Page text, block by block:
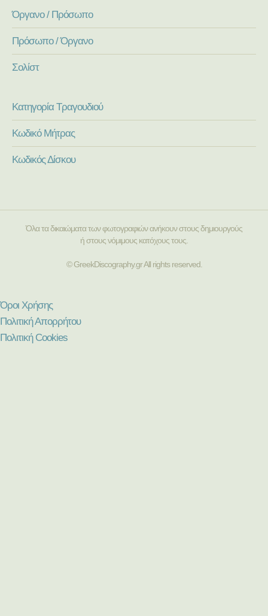
Όργανο / Πρόσωπο
Πρόσωπο / Όργανο
Σολίστ
Κατηγορία Τραγουδιού
Κωδικό Μήτρας
Κωδικός Δίσκου
Όλα τα δικαιώματα των φωτογραφιών ανήκουν στους δημιουργούς
ή στους νόμιμους κατόχους τους.
© GreekDiscography.gr All rights reserved.
Όροι Χρήσης
Πολιτική Απορρήτου
Πολιτική Cookies